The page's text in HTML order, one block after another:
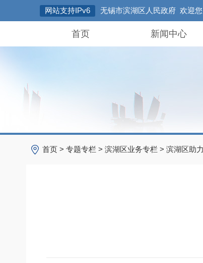
网站支持IPv6 无锡市滨湖区人民政府 欢迎您
首页 新闻中心
首页 > 专题专栏 > 滨湖区业务专栏 > 滨湖区助